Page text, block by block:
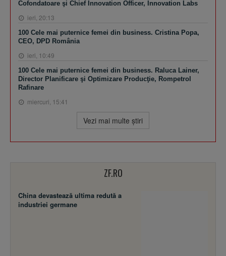
Cofondatoare şi Chief Innovation Officer, Innovation Labs
ieri, 20:13
100 Cele mai puternice femei din business. Cristina Popa,
CEO, DPD România
ieri, 10:49
100 Cele mai puternice femei din business. Raluca Lainer,
Director Planificare şi Optimizare Producţie, Rompetrol
Rafinare
miercuri, 15:41
Vezi mai multe ştiri
ZF.RO
China devastează ultima redută a
industriei germane